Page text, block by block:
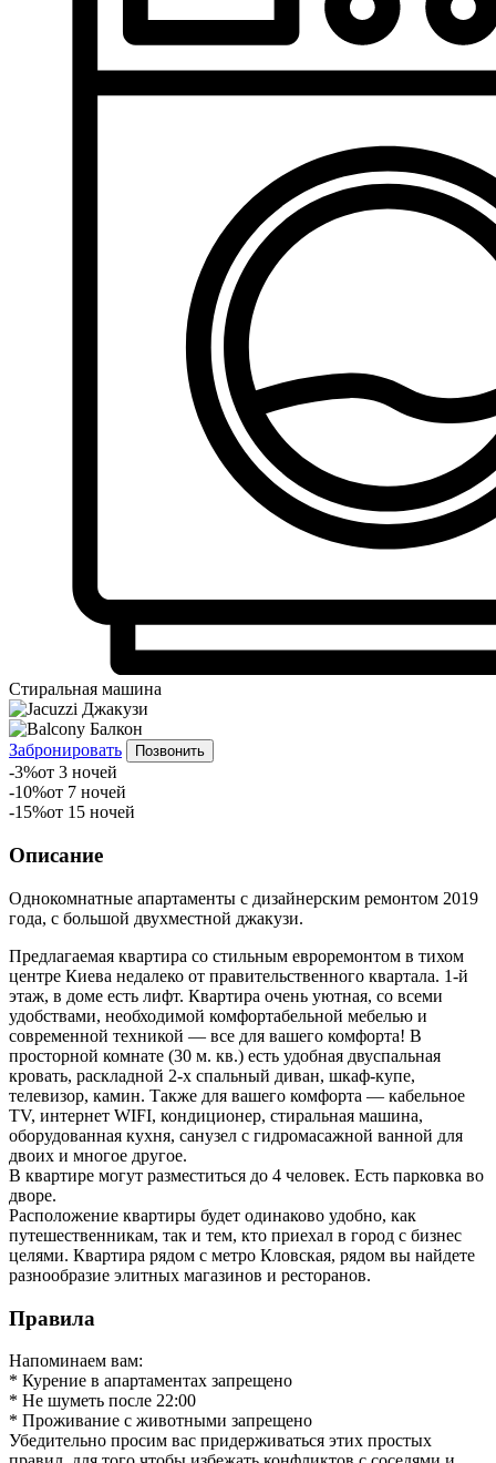
Стиральная машина
Джакузи
Балкон
Забронировать
Позвонить
-3%от 3 ночей
-10%от 7 ночей
-15%от 15 ночей
Описание
Однокомнатные апартаменты с дизайнерским ремонтом 2019
года, с большой двухместной джакузи.
Предлагаемая квартира со стильным евроремонтом в тихом
центре Киева недалеко от правительственного квартала. 1-й
этаж, в доме есть лифт. Квартира очень уютная, со всеми
удобствами, необходимой комфортабельной мебелью и
современной техникой — все для вашего комфорта! В
просторной комнате (30 м. кв.) есть удобная двуспальная
кровать, раскладной 2-х спальный диван, шкаф-купе,
телевизор, камин. Также для вашего комфорта — кабельное
TV, интернет WIFI, кондиционер, стиральная машина,
оборудованная кухня, санузел с гидромасажной ванной для
двоих и многое другое.
В квартире могут разместиться до 4 человек. Есть парковка во
дворе.
Расположение квартиры будет одинаково удобно, как
путешественникам, так и тем, кто приехал в город с бизнес
целями. Квартира рядом с метро Кловская, рядом вы найдете
разнообразие элитных магазинов и ресторанов.
Правила
Напоминаем вам:
* Курение в апартаментах запрещено
* Не шуметь после 22:00
* Проживание с животными запрещено
Убедительно просим вас придерживаться этих простых